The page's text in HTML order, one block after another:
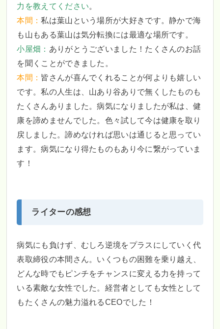
力を教えてください。
本間：私は葉山という場所が大好きです。静かで海
も山もある葉山は気分転換には最適な場所です。
小屋畑： ありがとうございました！たくさんのお話
を聞くことができました。
本間： 皆さんが喜んでくれることが何よりも嬉しい
です。私の人生は、山あり谷ありで無くしたものも
たくさんありました。病気になりましたが私は、健
康を諦めませんでした。色々試して今は健康を取り
戻しました。諦めなければ思いは通じると思ってい
ます。病気になり得たものもあり今に繋がっていま
す！
ライターの感想
病気にも負けず、むしろ逆境をプラスにしていく代
表取締役の本間さん。いくつもの困難を乗り越え、
どんな時でもピンチをチャンスに変える力を持って
いる素敵な女性でした。経営者としても女性として
もたくさんの魅力溢れるCEOでした！